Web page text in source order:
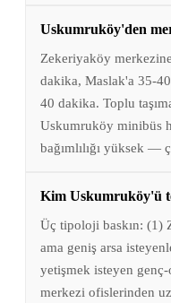
Uskumruköy'den
Zekeriyaköy
dakika, Maslak'a 35-
40 dakika. Toplu
Uskumruköy minibüs
bağımlılığı yüksek —
Kim Uskumruköy'ü
Üç tipoloji baskın: (1)
ama geniş arsa
yetişmek isteyen genç-
merkezi ofislerinden